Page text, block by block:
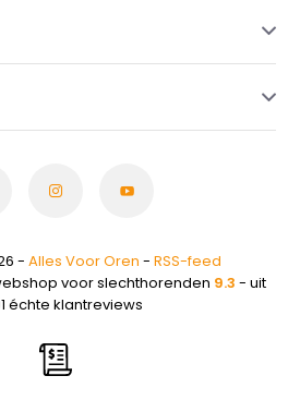
- Alles Voor Oren - RSS-feed
voor slechthorenden 9.3 - uit
échte klantreviews